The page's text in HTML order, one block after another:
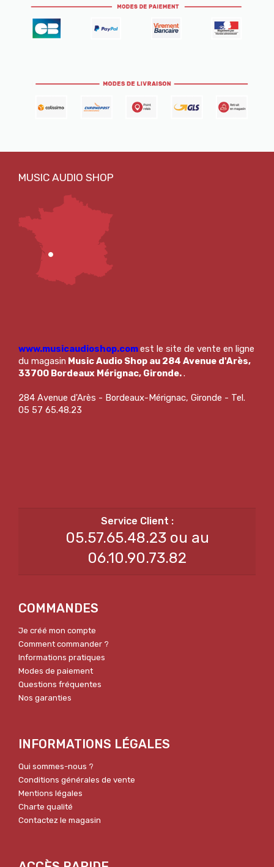
www.musicaudioshop.comest le site de vente en ligne
du magasin Music Audio Shop au 284 Avenue d'Arès,
33700 Bordeaux Mérignac, Gironde..
284 Avenue d'Arès - Bordeaux-Mérignac, Gironde - Tel.
05 57 65.48.23
05.57.65.48.23 ou au
06.10.90.73.82
COMMANDES
Je créé mon compte
Comment commander ?
Informations pratiques
Modes de paiement
Questions fréquentes
Nos garanties
INFORMATIONS LÉGALES
Qui sommes-nous ?
Conditions générales de vente
Mentions légales
Charte qualité
Contactez le magasin